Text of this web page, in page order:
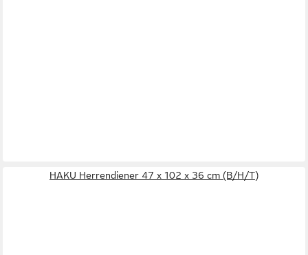
HAKU Herrendiener 47 x 102 x 36 cm (B/H/T)